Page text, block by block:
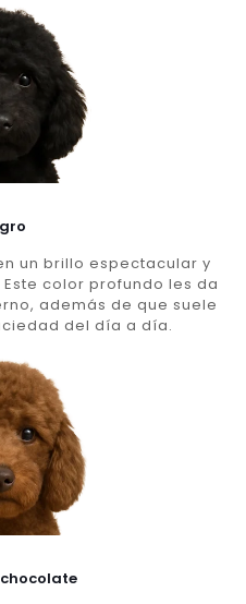
un brillo espectacular y
color profundo les da
además de que suele
del día a día.